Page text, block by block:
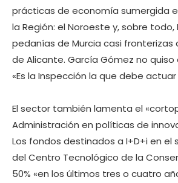
prácticas de economía sumergida
la Región: el Noroeste y, sobre todo,
pedanías de Murcia casi fronterizas
de Alicante. García Gómez no
«Es la Inspección la que debe actuar
El sector también lamenta el
Administración en políticas de
Los fondos destinados a I+D+i en el
del Centro Tecnológico de la
50% «en los últimos tres o cuatro